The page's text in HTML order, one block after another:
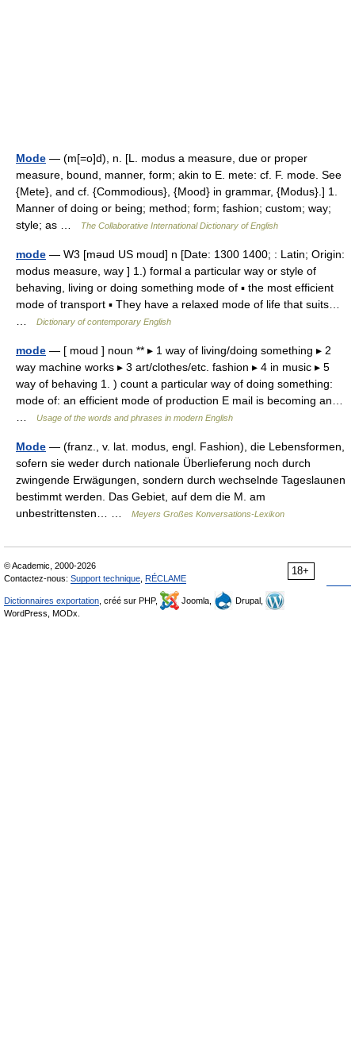
Mode — (m[=o]d), n. [L. modus a measure, due or proper
measure, bound, manner, form; akin to E. mete: cf. F. mode. See
{Mete}, and cf. {Commodious}, {Mood} in grammar, {Modus}.] 1.
Manner of doing or being; method; form; fashion; custom; way;
style; as …
The Collaborative International Dictionary of English
mode — W3 [məud US moud] n [Date: 1300 1400; : Latin; Origin:
modus measure, way ] 1.) formal a particular way or style of
behaving, living or doing something mode of ▪ the most efficient
mode of transport ▪ They have a relaxed mode of life that suits…
Dictionary of contemporary English
mode — [ moud ] noun ** ▸ 1 way of living/doing something ▸ 2
way machine works ▸ 3 art/clothes/etc. fashion ▸ 4 in music ▸ 5
way of behaving 1. ) count a particular way of doing something:
mode of: an efficient mode of production E mail is becoming an…
Usage of the words and phrases in modern English
Mode — (franz., v. lat. modus, engl. Fashion), die Lebensformen,
sofern sie weder durch nationale Überlieferung noch durch
zwingende Erwägungen, sondern durch wechselnde Tageslaunen
bestimmt werden. Das Gebiet, auf dem die M. am
unbestrittensten… …
Meyers Großes Konversations-Lexikon
18+
© Academic, 2000-2026
Contactez-nous: Support technique RÉCLAME
Dictionnaires exportation , créé sur PHP, Joomla,
Drupal,
WordPress, MODx.